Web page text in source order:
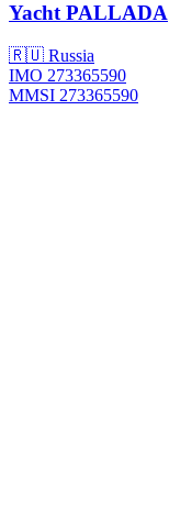
YachtPALLADA
🇷🇺 Russia
IMO 273365590
MMSI 273365590